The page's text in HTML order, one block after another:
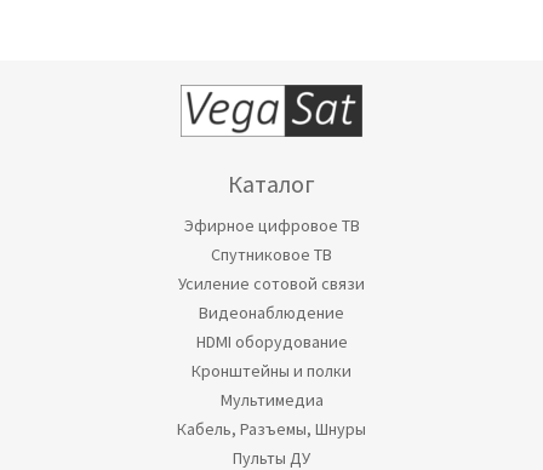
Каталог
Эфирное цифровое ТВ
Спутниковое ТВ
Усиление сотовой связи
Видеонаблюдение
HDMI оборудование
Кронштейны и полки
Мультимедиа
Кабель, Разъемы, Шнуры
Пульты ДУ